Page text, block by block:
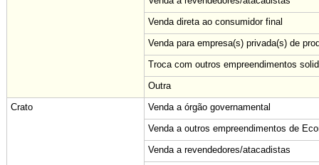
Venda direta ao consumidor final
Venda para empresa(s) privada(s) de
Troca com outros empreendimentos
Outra
Crato
Venda a órgão governamental
Venda a outros empreendimentos de
Venda a revendedores/atacadistas